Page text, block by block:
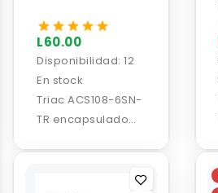
L60.00
Disponibilidad: 12
En stock
Triac ACS108-6SN-
TR encapsulado